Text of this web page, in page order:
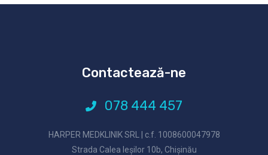
Contactează-ne
078 444 457
HARPER MEDKLINIK SRL | c.f. 1008600047978
Strada Calea Ieşilor 10b, Chișinău